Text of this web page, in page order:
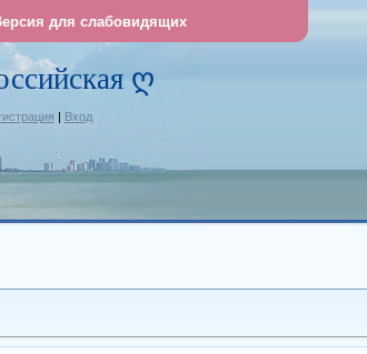
для слабовидящих
ღ
| Вход